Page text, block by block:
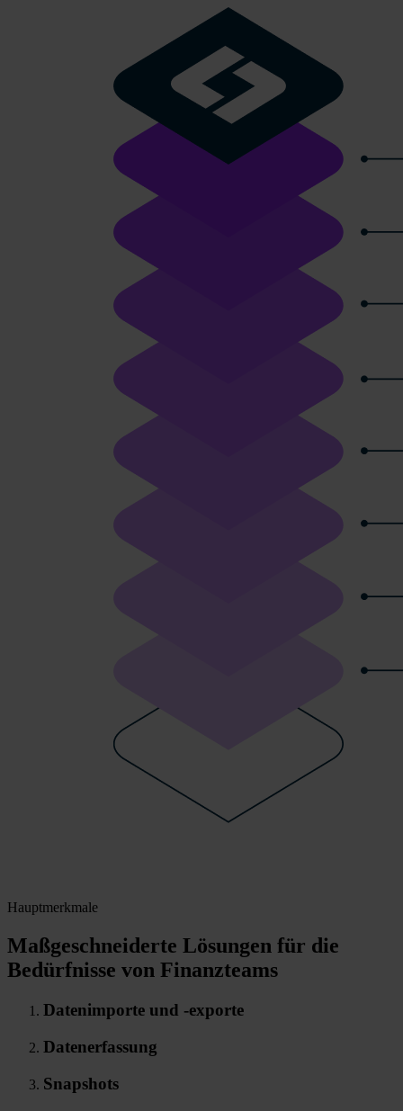
Hauptmerkmale
Maßgeschneiderte Lösungen für die
Bedürfnisse von Finanzteams
Datenimporte und -exporte
Datenerfassung
Snapshots